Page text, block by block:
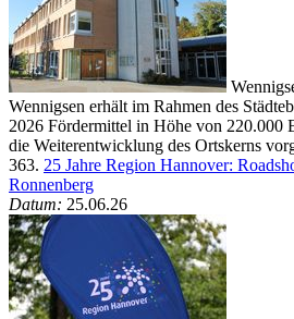
Wennigsen erhält im Rahmen des
2026 Fördermittel in Höhe von 220.000
die Weiterentwicklung des Ortskerns
363. 25 Jahre Region Hannover:
Ronnenberg
Datum: 25.06.26